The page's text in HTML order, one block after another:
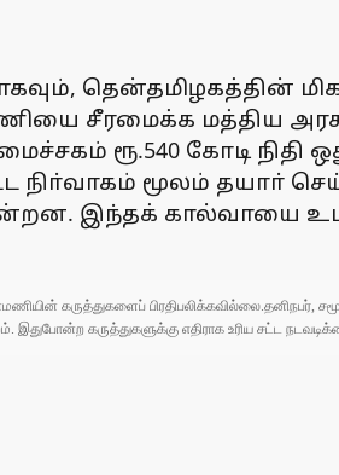
தென்தமிழகத்தின்
சீரமைக்க மத்திய
ரூ.540 கோடி நிதி
மூலம் தயாா்
இந்தக் கால்வாயை
கருத்துகளைப்
கருத்துகளுக்கு எதிராக உரிய சட்ட